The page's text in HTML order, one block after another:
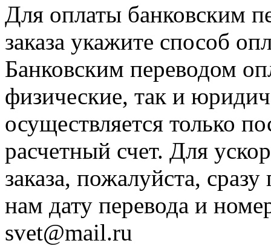
Для оплаты банковским
заказа укажите способ
Банковским переводом
физические, так и
осуществляется только
расчетный счет. Для
заказа, пожалуйста,
нам дату перевода и
svet@mail.ru